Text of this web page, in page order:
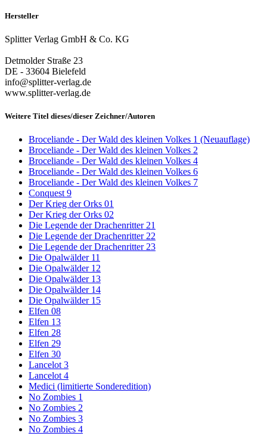
Hersteller
Splitter Verlag GmbH & Co. KG
Detmolder Straße 23
DE - 33604 Bielefeld
info@splitter-verlag.de
www.splitter-verlag.de
Weitere Titel dieses/dieser Zeichner/Autoren
Broceliande - Der Wald des kleinen Volkes 1 (Neuauflage)
Broceliande - Der Wald des kleinen Volkes 2
Broceliande - Der Wald des kleinen Volkes 4
Broceliande - Der Wald des kleinen Volkes 6
Broceliande - Der Wald des kleinen Volkes 7
Conquest 9
Der Krieg der Orks 01
Der Krieg der Orks 02
Die Legende der Drachenritter 21
Die Legende der Drachenritter 22
Die Legende der Drachenritter 23
Die Opalwälder 11
Die Opalwälder 12
Die Opalwälder 13
Die Opalwälder 14
Die Opalwälder 15
Elfen 08
Elfen 13
Elfen 28
Elfen 29
Elfen 30
Lancelot 3
Lancelot 4
Medici (limitierte Sonderedition)
No Zombies 1
No Zombies 2
No Zombies 3
No Zombies 4